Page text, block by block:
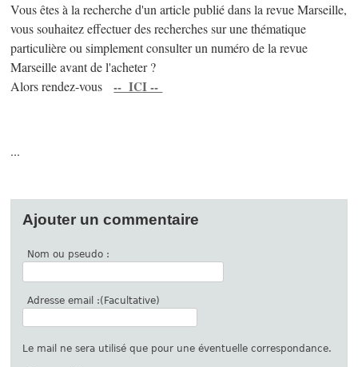
Vous êtes à la recherche d'un article publié dans la revue Marseille,
vous souhaitez effectuer des recherches sur une thématique
particulière ou simplement consulter un numéro de la revue
Marseille avant de l'acheter ?
Alors rendez-vous
-- ICI --
...
Ajouter un commentaire
Nom ou pseudo :
Adresse email :(Facultative)
Le mail ne sera utilisé que pour une éventuelle correspondance.